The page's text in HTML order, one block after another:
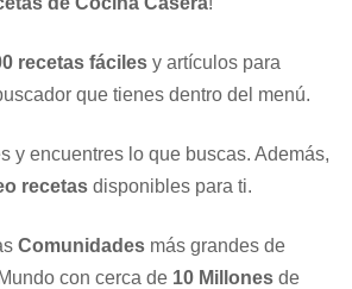
recetas fáciles y artículos para
que tienes dentro del menú.
y encuentres lo que buscas. Además,
recetas disponibles para ti.
Comunidades más grandes de
con cerca de 10 Millones de